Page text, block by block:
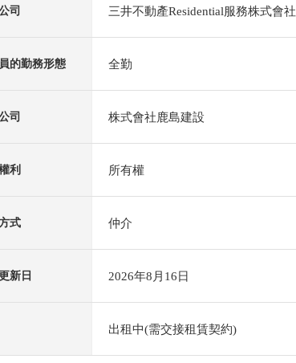
司 三井不動產Residential服務株式會社
的勤務形態 全勤
司 株式會社鹿島建設
利 所有權
式 仲介
新日 2026年8月16日
出租中(需交接租賃契約)